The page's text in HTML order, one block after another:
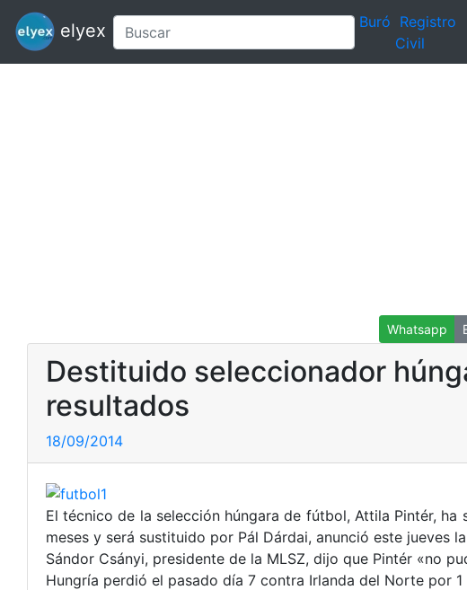
elyex Buró Registro
Civil
Whatsapp
Destituido seleccionador
resultados
18/09/2014
El técnico de la selección húngara de fútbol, Attila Pintér,
meses y será sustituido por Pál Dárdai, anunció este jueves
Sándor Csányi, presidente de la MLSZ, dijo que Pintér «no
Hungría perdió el pasado día 7 contra Irlanda del Norte por